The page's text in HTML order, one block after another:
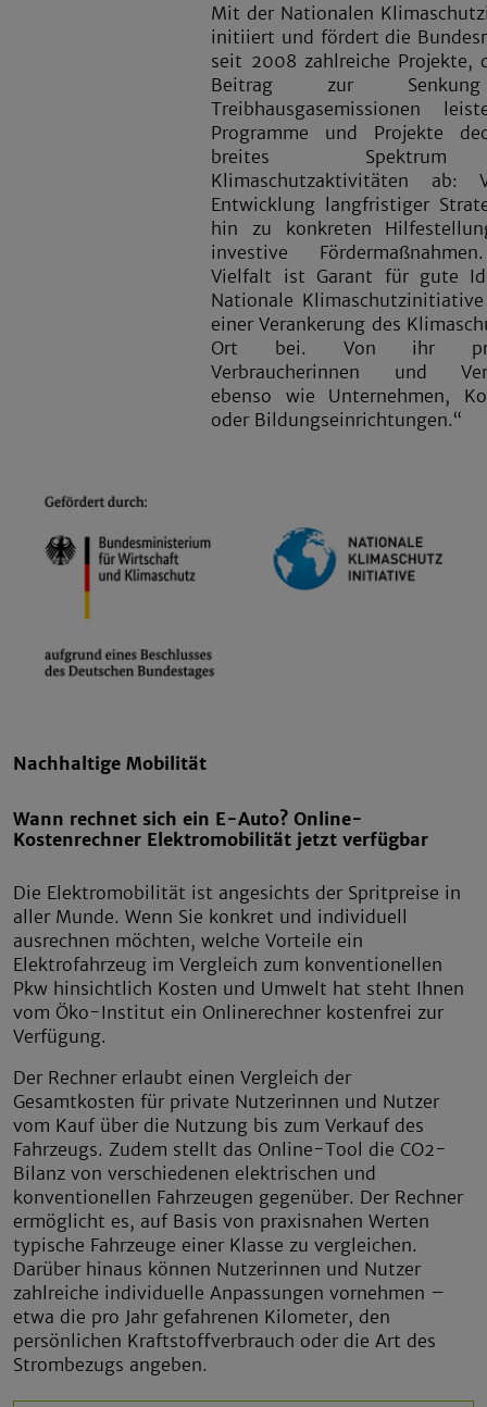
Mit der Nationalen
initiiert und fördert die
seit 2008 zahlreiche Projekte,
Beitrag zur
Treibhausgasemissionen
Programme und Projekte
breites
Klimaschutzaktivitäten ab:
Entwicklung langfristiger
hin zu konkreten
investive
Vielfalt ist Garant für gute
Nationale
einer Verankerung des
Ort bei. Von ihr
Verbraucherinnen und
ebenso wie Unternehmen,
oder Bildungseinrichtungen.“
Nachhaltige Mobilität
Wann rechnet sich ein E-Auto? Online-
Kostenrechner Elektromobilität jetzt verfügbar
Die Elektromobilität ist angesichts der Spritpreise in
aller Munde. Wenn Sie konkret und individuell
ausrechnen möchten, welche Vorteile ein
Elektrofahrzeug im Vergleich zum konventionellen
Pkw hinsichtlich Kosten und Umwelt hat steht Ihnen
vom Öko-Institut ein Onlinerechner kostenfrei zur
Verfügung.
Der Rechner erlaubt einen Vergleich der
Gesamtkosten für private Nutzerinnen und Nutzer
vom Kauf über die Nutzung bis zum Verkauf des
Fahrzeugs. Zudem stellt das Online-Tool die CO2-
Bilanz von verschiedenen elektrischen und
konventionellen Fahrzeugen gegenüber. Der Rechner
ermöglicht es, auf Basis von praxisnahen Werten
typische Fahrzeuge einer Klasse zu vergleichen.
Darüber hinaus können Nutzerinnen und Nutzer
zahlreiche individuelle Anpassungen vornehmen –
etwa die pro Jahr gefahrenen Kilometer, den
persönlichen Kraftstoffverbrauch oder die Art des
Strombezugs angeben.